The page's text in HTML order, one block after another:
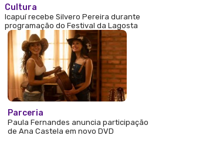
Cultura
Icapuí recebe Silvero Pereira durante
programação do Festival da Lagosta
Parceria
Paula Fernandes anuncia participação
de Ana Castela em novo DVD